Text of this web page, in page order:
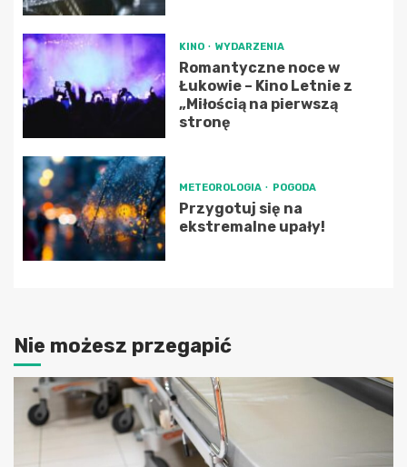
KINO WYDARZENIA
Romantyczne noce w
Łukowie – Kino Letnie z
„Miłością na pierwszą
stronę
METEOROLOGIA POGODA
Przygotuj się na
ekstremalne upały!
Nie możesz przegapić